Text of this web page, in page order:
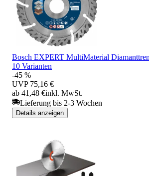
Bosch EXPERT MultiMaterial
10 Varianten
-45 %
UVP 75,16 €
ab 41,48 €inkl. MwSt.
Lieferung bis 2-3 Wochen
Details anzeigen